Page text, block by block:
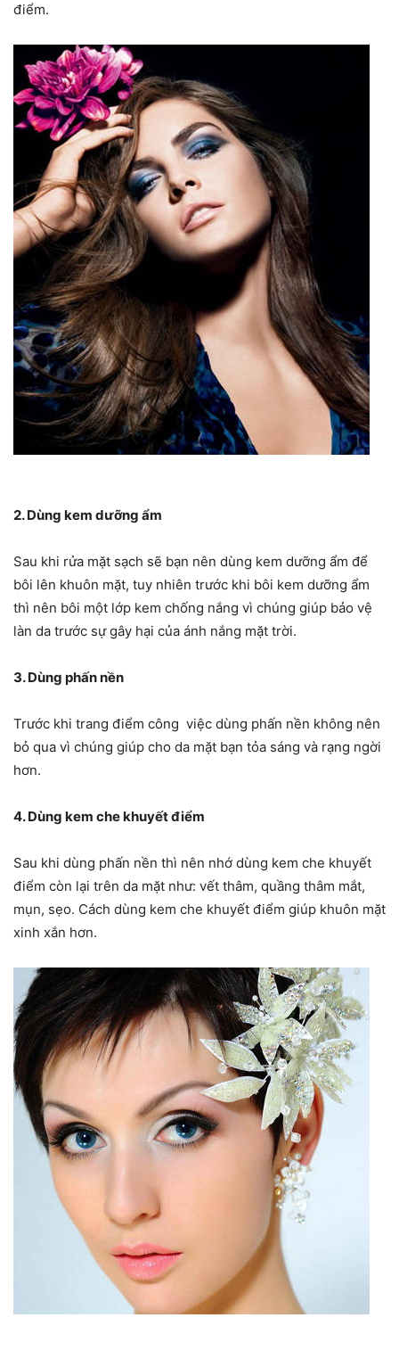
điểm.
2. Dùng kem dưỡng ẩm
Sau khi rửa mặt sạch sẽ bạn nên dùng kem dưỡng ẩm để
bôi lên khuôn mặt, tuy nhiên trước khi bôi kem dưỡng ẩm
thì nên bôi một lớp kem chống nắng vì chúng giúp bảo vệ
làn da trước sự gây hại của ánh nắng mặt trời.
3. Dùng phấn nền
Trước khi trang điểm công việc dùng phấn nền không nên
bỏ qua vì chúng giúp cho da mặt bạn tỏa sáng và rạng ngời
hơn.
4. Dùng kem che khuyết điểm
Sau khi dùng phấn nền thì nên nhớ dùng kem che khuyết
điểm còn lại trên da mặt như: vết thâm, quầng thâm mắt,
mụn, sẹo. Cách dùng kem che khuyết điểm giúp khuôn mặt
xinh xắn hơn.